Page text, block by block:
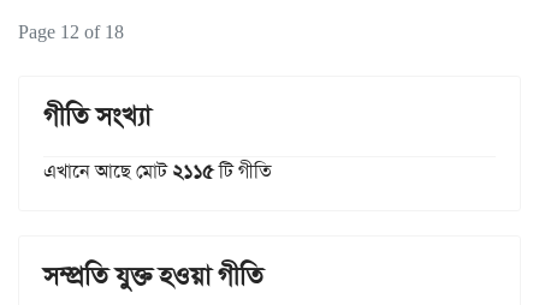
Page 12 of 18
গীতি সংখ্যা
এখানে আছে মোট২১১৫টি গীতি
সম্প্রতি যুক্ত হওয়া গীতি